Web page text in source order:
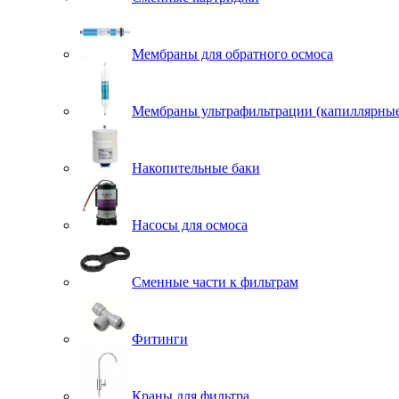
Мембраны для обратного осмоса
Мембраны ультрафильтрации
Накопительные баки
Насосы для осмоса
Сменные части к фильтрам
Фитинги
Краны для фильтра